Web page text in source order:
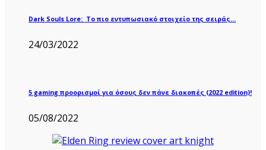
Dark Souls Lore: Το πιο εντυπωσιακό στοιχείο της σειράς…
24/03/2022
5 gaming προορισμοί για όσους δεν πάνε διακοπές (2022 edition)!
05/08/2022